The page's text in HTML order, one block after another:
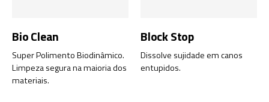
Bio Clean
Super Polimento Biodinâmico.
Limpeza segura na maioria dos
materiais.
Block Stop
Dissolve sujidade em canos
entupidos.